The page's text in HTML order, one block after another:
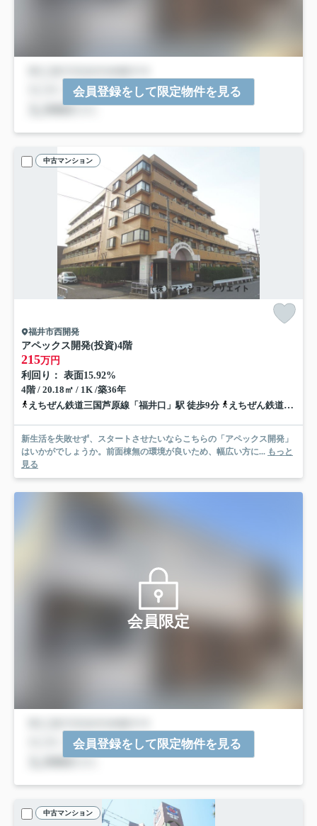
会員登録をして限定物件を見る
中古マンション
福井市西開発
アペックス開発(投資)4階
215万円
利回り： 表面15.92%
4階 / 20.18㎡ / 1K /築36年
えちぜん鉄道三国芦原線「福井口」駅 徒歩9分
えちぜん鉄道三国芦原線「まつもと町屋」駅 徒歩10分
新生活を失敗せず、スタートさせたいならこちらの「アペックス開発」
はいかがでしょうか。前面棟無の環境が良いため、幅広い方に... もっと
見る
会員限定
会員登録をして限定物件を見る
中古マンション